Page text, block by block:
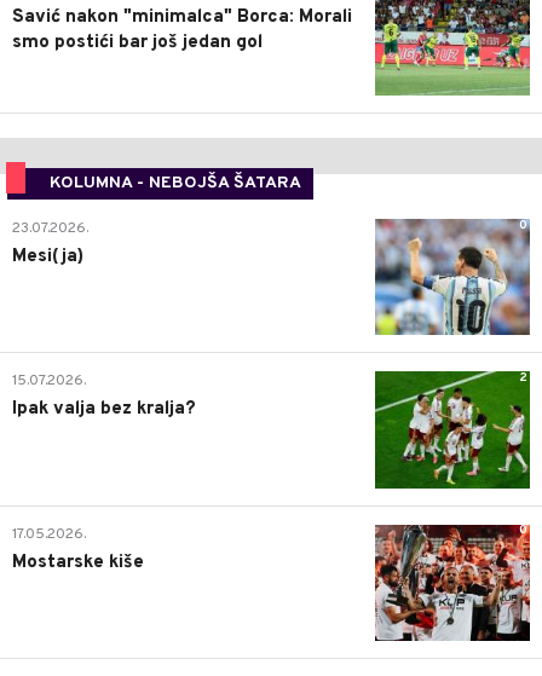
Savić nakon "minimalca" Borca: Morali
smo postići bar još jedan gol
KOLUMNA - NEBOJŠA ŠATARA
0
23.07.2026.
Mesi(ja)
2
15.07.2026.
Ipak valja bez kralja?
0
17.05.2026.
Mostarske kiše